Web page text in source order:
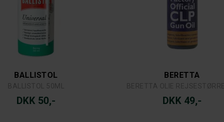
BALLISTOL
DKK 50,-
BERETTA
DKK 49,-